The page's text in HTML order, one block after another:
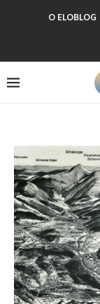
O ELOBLOG